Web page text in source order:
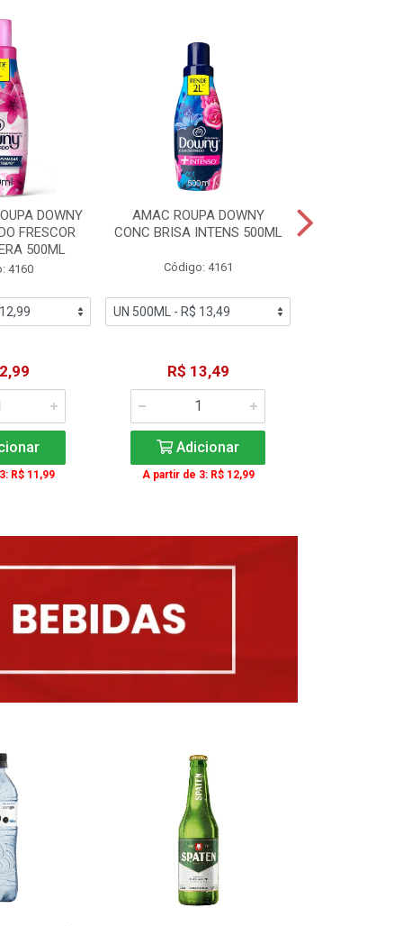
DOWNY
FRESCOR
500ML
4160
R$ 11,99
AMAC ROUPA DOWNY
CONC BRISA INTENS 500ML
Código: 4161
R$ 13,49
Adicionar
A partir de 3: R$ 12,99